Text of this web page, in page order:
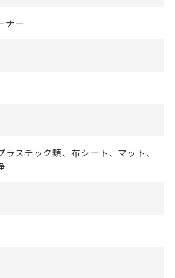
ナー
ラスチック類、布シート、マット、